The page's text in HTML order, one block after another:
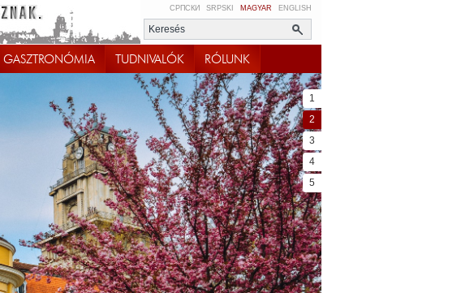
СРПСКИ SRPSKI MAGYAR ENGLISH
GASZTRONÓMIA TUDNIVALÓK RÓLUNK
1
2
3
4
5